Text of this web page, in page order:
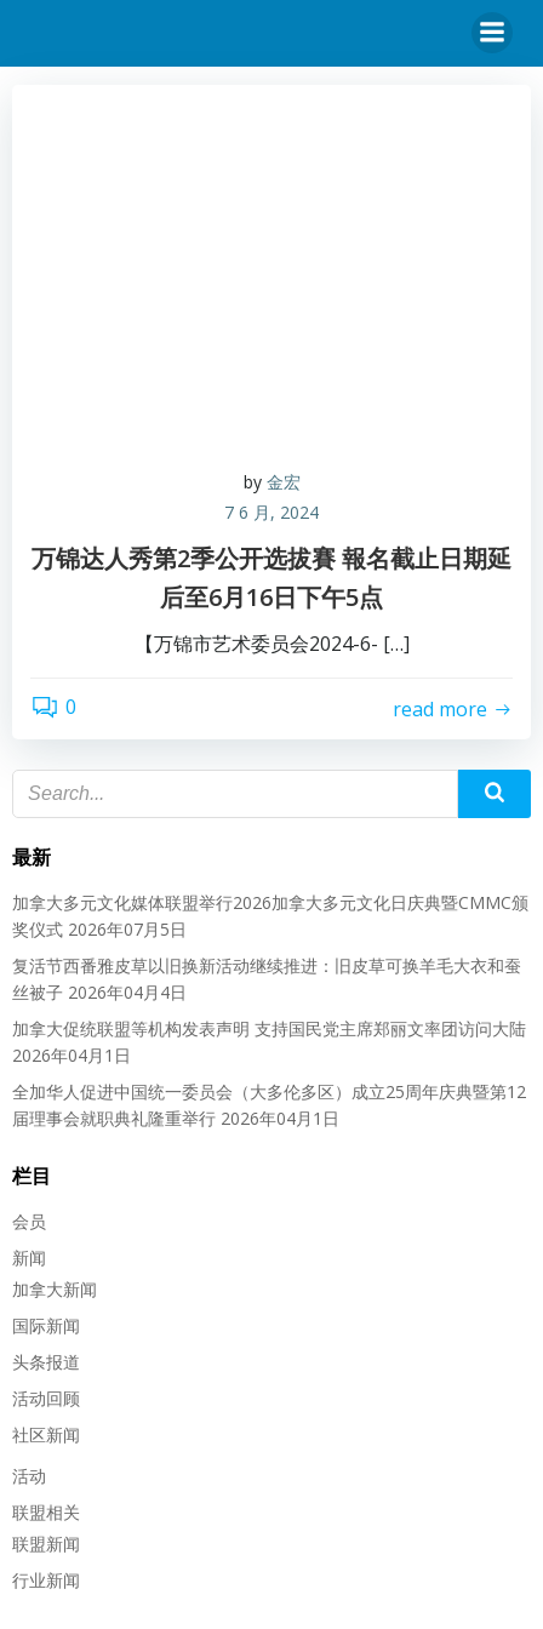
by 金宏
7 6 月, 2024
万锦达人秀第2季公开选拔賽 報名截止日期延
后至6月16日下午5点
【万锦市艺术委员会2024-6- […]
0 read more
最新
加拿大多元文化媒体联盟举行2026加拿大多元文化日庆典暨CMMC颁
奖仪式 2026年07月5日
复活节西番雅皮草以旧换新活动继续推进：旧皮草可换羊毛大衣和蚕
丝被子 2026年04月4日
加拿大促统联盟等机构发表声明 支持国民党主席郑丽文率团访问大陆
2026年04月1日
全加华人促进中国统一委员会（大多伦多区）成立25周年庆典暨第12
届理事会就职典礼隆重举行 2026年04月1日
栏目
会员
新闻
加拿大新闻
国际新闻
头条报道
活动回顾
社区新闻
活动
联盟相关
联盟新闻
行业新闻